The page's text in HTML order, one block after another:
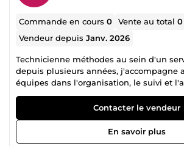
Commande en cours0 Vente au total0
Vendeur depuisJanv. 2026
Technicienne méthodes au sein d'un
depuis plusieurs années, j'accompagne
équipes dans l'organisation, le suivi et
processus de travail. Rigoureuse,
aux détails, j'ai développé de solides
gestion de données, la création et
tableaux Excel, la rédaction de
mise en forme de documents
Contacter le vendeur
En savoir plus